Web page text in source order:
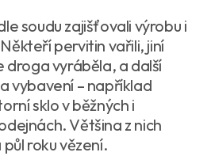
soudu zajišťovali výrobu i
pervitin vařili, jiní
droga vyráběla, a další
vybavení – například
sklo v běžných i
Většina z nich
roku vězení.